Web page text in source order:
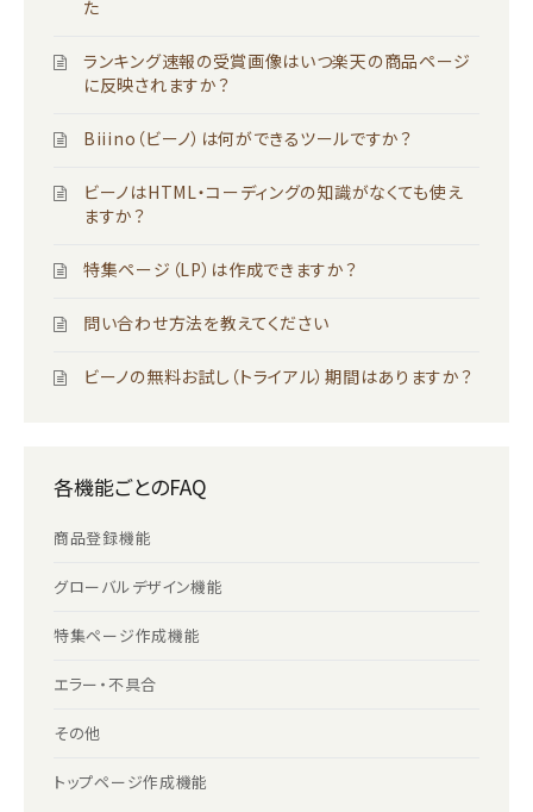
た
ランキング速報の受賞画像はいつ楽天の商品ページ
に反映されますか？
Biiino（ビーノ）は何ができるツールですか？
ビーノはHTML・コーディングの知識がなくても使え
ますか？
特集ページ（LP）は作成できますか？
問い合わせ方法を教えてください
ビーノの無料お試し（トライアル）期間はありますか？
各機能ごとのFAQ
商品登録機能
グローバルデザイン機能
特集ページ作成機能
エラー・不具合
その他
トップページ作成機能